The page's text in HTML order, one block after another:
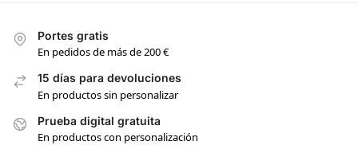
Portes gratis
En pedidos de más de 200 €
15 días para devoluciones
En productos sin personalizar
Prueba digital gratuita
En productos con personalización